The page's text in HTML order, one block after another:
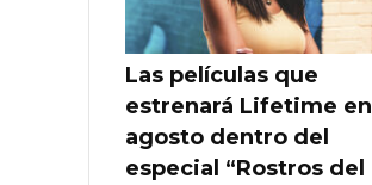
Las películas que
estrenará Lifetime en
agosto dentro del
especial “Rostros del